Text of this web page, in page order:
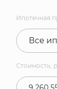
Ипотечная
Все
Стоимость,